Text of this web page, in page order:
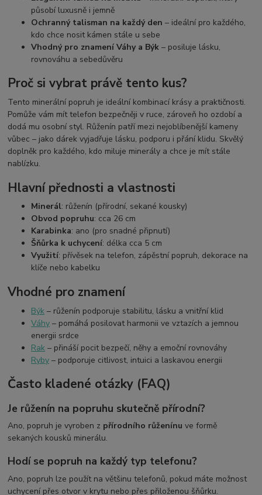
působí luxusně i jemně
Ochranný talisman na každý den – ideální pro každého,
kdo chce nosit kámen stále u sebe
Vhodný pro znamení Váhy a Býk – posiluje lásku,
rovnováhu a sebedůvěru
Proč si vybrat právě tento kus?
Tento minerální popruh je ideální kombinací krásy a praktičnosti.
Pomůže vám mít telefon bezpečněji v ruce, zároveň ho ozdobí a
dodá mu osobní styl. Růženín patří mezi nejoblíbenější kameny
vůbec – jako dárek vyjadřuje lásku, podporu i přání klidu. Skvělý
doplněk pro každého, kdo miluje minerály a chce je mít stále
nablízku.
Hlavní přednosti a vlastnosti
Minerál: růženín (přírodní, sekané kousky)
Obvod popruhu: cca 26 cm
Karabinka: ano (pro snadné připnutí)
Šňůrka k uchycení: délka cca 5 cm
Využití: přívěsek na telefon, zápěstní popruh, dekorace na
klíče nebo kabelku
Vhodné pro znamení
Býk – růženín podporuje stabilitu, lásku a vnitřní klid
Váhy – pomáhá posilovat harmonii ve vztazích a jemnou
energii srdce
Rak – přináší pocit bezpečí, něhy a emoční rovnováhy
Ryby – podporuje citlivost, intuici a laskavou energii
Často kladené otázky (FAQ)
Je růženín na popruhu skutečně přírodní?
Ano, popruh je vyroben z přírodního růženínu ve formě
sekaných kousků minerálu.
Hodí se popruh na každý typ telefonu?
Ano, popruh lze použít na většinu telefonů, pokud máte možnost
uchycení přes otvor v krytu nebo přes přiloženou šňůrku.